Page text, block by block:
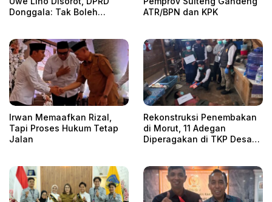
Donggala: Tak Boleh
ATR/BPN dan KPK
Irwan Memaafkan Rizal,
Tapi Proses Hukum Tetap
Jalan
Rekonstruksi Penembakan
di Morut, 11 Adegan
Diperagakan di TKP Desa